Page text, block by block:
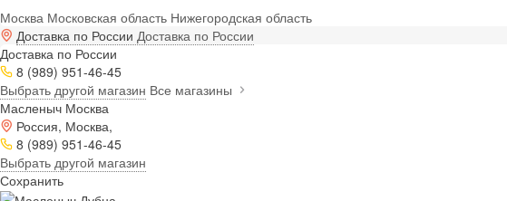
Москва Московская область Нижегородская область
Доставка по России Доставка по России
Доставка по России
8 (989) 951-46-45
Выбрать другой магазин Все магазины
Масленыч Москва
Россия, Москва,
8 (989) 951-46-45
Выбрать другой магазин
Сохранить